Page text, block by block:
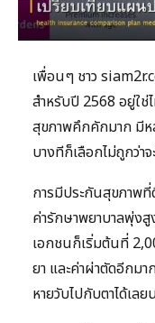
เพื่อนๆ ชาว
สำหรับปี 2568 อยู่ใช่
สุขภาพคึกคักมาก มี
บางทีก็เลือกไม่ถูกว่า
การมีประกันสุขภาพ
ค่ารักษาพยาบาลพุ่ง
เอกชนก็เริ่มต้นที่
ยา และค่าผ่าตัดอีกม
หายวับไปกับตาได้เลย